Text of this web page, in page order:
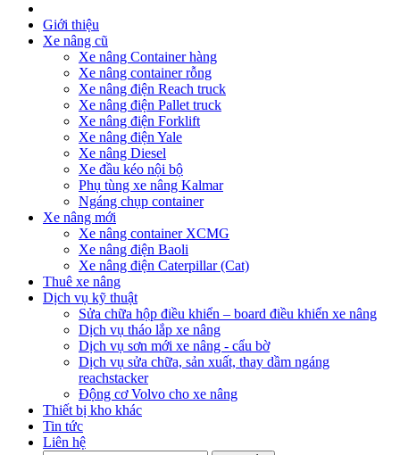
Giới thiệu
Xe nâng cũ
Xe nâng Container hàng
Xe nâng container rỗng
Xe nâng điện Reach truck
Xe nâng điện Pallet truck
Xe nâng điện Forklift
Xe nâng điện Yale
Xe nâng Diesel
Xe đầu kéo nội bộ
Phụ tùng xe nâng Kalmar
Ngáng chụp container
Xe nâng mới
Xe nâng container XCMG
Xe nâng điện Baoli
Xe nâng điện Caterpillar (Cat)
Thuê xe nâng
Dịch vụ kỹ thuật
Sửa chữa hộp điều khiển – board điều khiển xe nâng
Dịch vụ tháo lắp xe nâng
Dịch vụ sơn mới xe nâng - cẩu bờ
Dịch vụ sửa chữa, sản xuất, thay dầm ngáng
reachstacker
Động cơ Volvo cho xe nâng
Thiết bị kho khác
Tin tức
Liên hệ